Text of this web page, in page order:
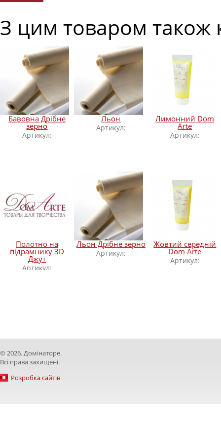
З цим товаром також
Бавовна Дрібне
зерно
Артикул:
Льон
Артикул:
Лимонний Dom
Arte
Артикул:
Полотно на
підрамнику 3D
Джут
Артикул:
Льон Дрібне зерно
Артикул:
Жовтий середній
Dom Arte
Артикул:
© 2026. Домінаторе.
Всі права захищені.
Розробка сайтів